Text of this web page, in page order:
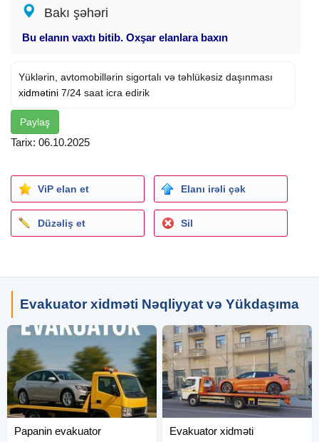
Bakı şəhəri
Bu elanın vaxtı bitib. Oxşar elanlara baxın
Yüklərin, avtomobillərin sigortalı və təhlükəsiz daşınması
xidmətini 7/24 saat icra edirik
Paylaş
Tarix: 06.10.2025
ViP elan et Elanı irəli çək
Düzəliş et Sil
Evakuator xidməti Nəqliyyat və Yükdaşıma
Papanin evakuator Evakuator xidməti